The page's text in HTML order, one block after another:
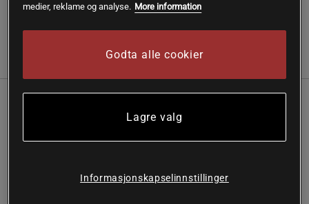
Anmeldelser
massasje og perkusjonsterapi for å forbedre
sirkulasjonen og redusere muskeltretthet.
Fem justerbare hastigheter
medier, reklame og analyse. More information
Godta alle cookier
Lagre valg
Informasjonskapselinnstillinger